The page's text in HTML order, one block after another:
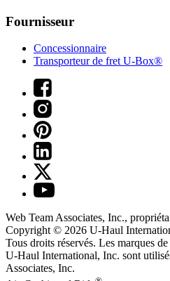
Fournisseur
Concessionnaire
Transporteur de fret U-Box®
Web Team Associates, Inc.,
Copyright © 2026 U-Haul
Tous droits réservés. Les marques
U-Haul International, Inc. sont
Associates, Inc.